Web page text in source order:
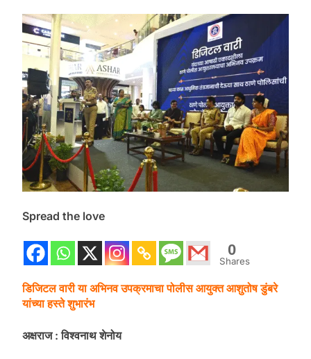
Spread the love
0
Shares
डिजिटल वारी या अभिनव उपक्रमाचा पोलीस आयुक्त आशुतोष डुंबरे
यांच्या हस्ते शुभारंभ
अक्षराज : विश्वनाथ शेनोय